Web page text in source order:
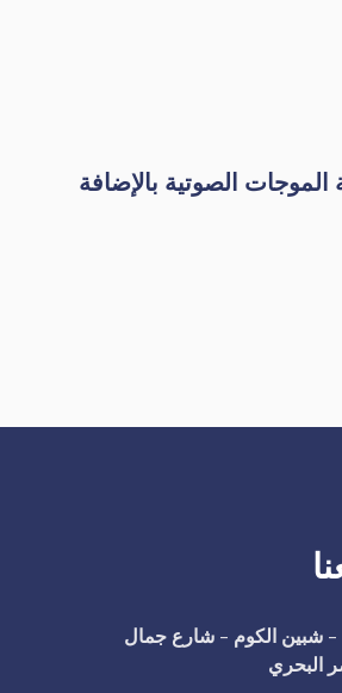
الصوتية بالإضافة
- شبين الكوم - شارع جمال
البحري